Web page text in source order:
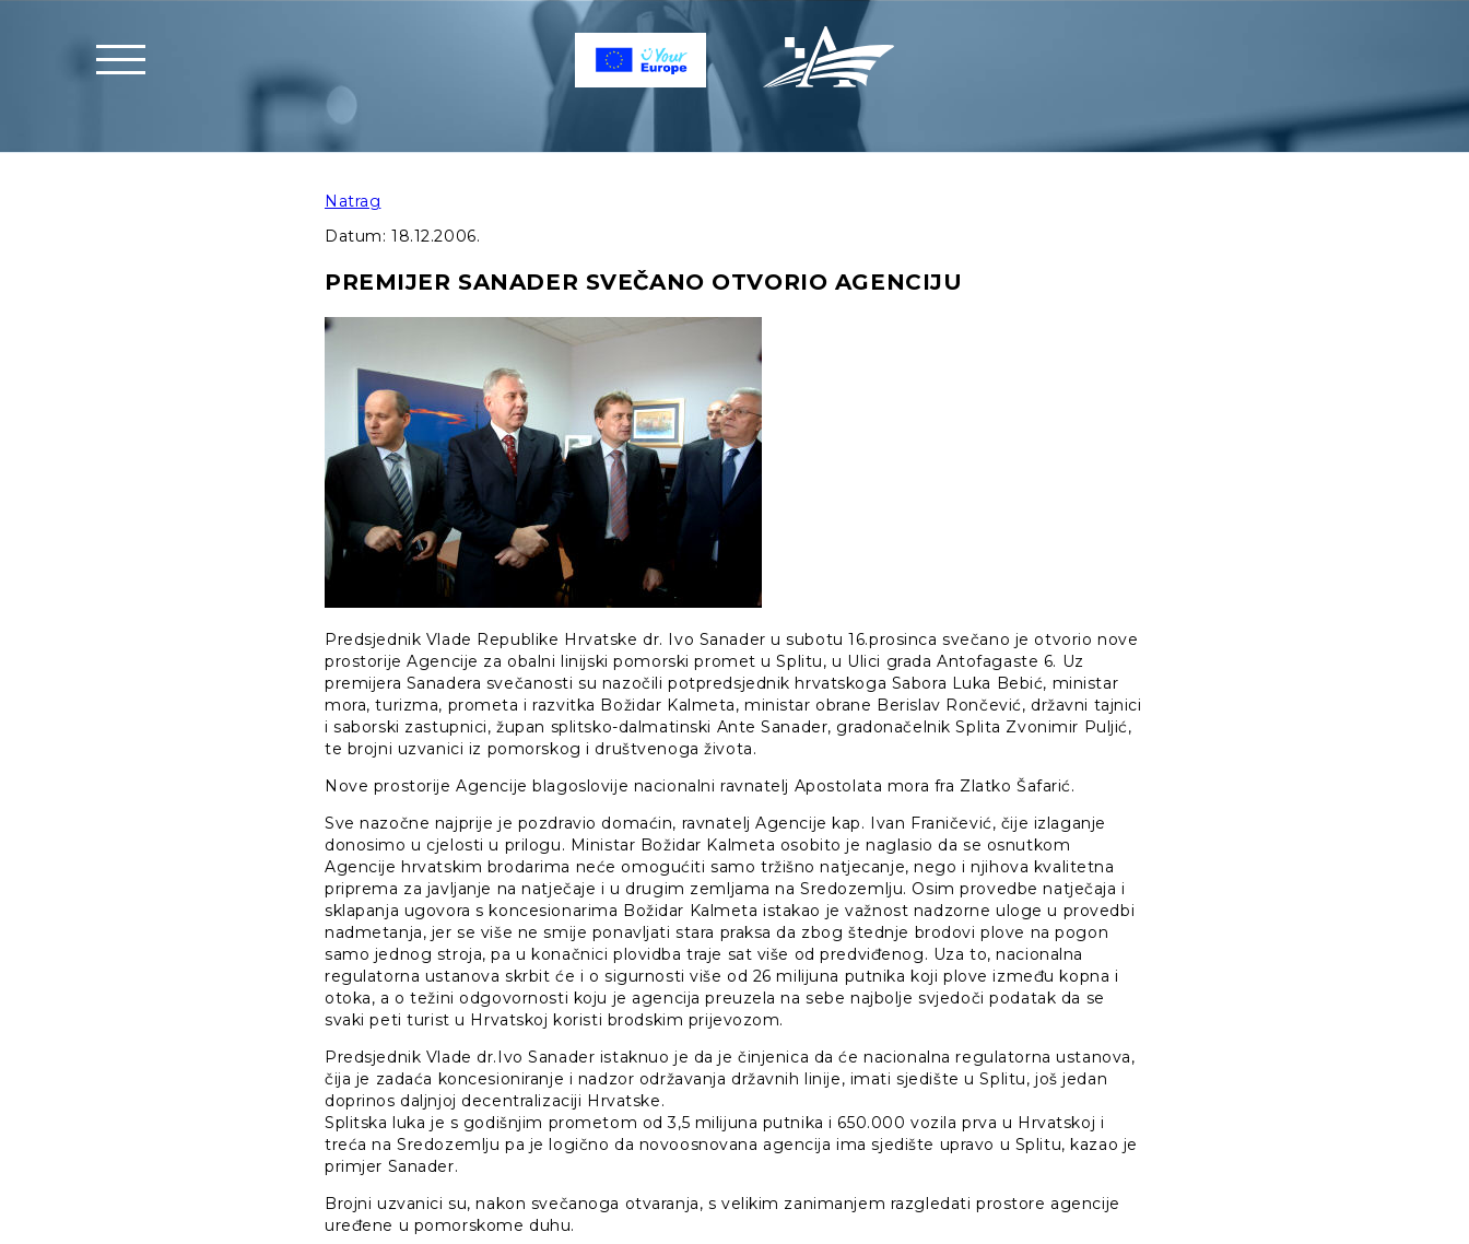
Natrag
Datum: 18.12.2006.
PREMIJER SANADER SVEČANO OTVORIO AGENCIJU
Predsjednik Vlade Republike Hrvatske dr. Ivo Sanader u subotu 16.prosinca svečano je otvorio nove
prostorije Agencije za obalni linijski pomorski promet u Splitu, u Ulici grada Antofagaste 6. Uz
premijera Sanadera svečanosti su nazočili potpredsjednik hrvatskoga Sabora Luka Bebić, ministar
mora, turizma, prometa i razvitka Božidar Kalmeta, ministar obrane Berislav Rončević, državni tajnici
i saborski zastupnici, župan splitsko-dalmatinski Ante Sanader, gradonačelnik Splita Zvonimir Puljić,
te brojni uzvanici iz pomorskog i društvenoga života.
Nove prostorije Agencije blagoslovije nacionalni ravnatelj Apostolata mora fra Zlatko Šafarić.
Sve nazočne najprije je pozdravio domaćin, ravnatelj Agencije kap. Ivan Franičević, čije izlaganje
donosimo u cjelosti u prilogu. Ministar Božidar Kalmeta osobito je naglasio da se osnutkom
Agencije hrvatskim brodarima neće omogućiti samo tržišno natjecanje, nego i njihova kvalitetna
priprema za javljanje na natječaje i u drugim zemljama na Sredozemlju. Osim provedbe natječaja i
sklapanja ugovora s koncesionarima Božidar Kalmeta istakao je važnost nadzorne uloge u provedbi
nadmetanja, jer se više ne smije ponavljati stara praksa da zbog štednje brodovi plove na pogon
samo jednog stroja, pa u konačnici plovidba traje sat više od predviđenog. Uza to, nacionalna
regulatorna ustanova skrbit će i o sigurnosti više od 26 milijuna putnika koji plove između kopna i
otoka, a o težini odgovornosti koju je agencija preuzela na sebe najbolje svjedoči podatak da se
svaki peti turist u Hrvatskoj koristi brodskim prijevozom.
Predsjednik Vlade dr.Ivo Sanader istaknuo je da je činjenica da će nacionalna regulatorna ustanova,
čija je zadaća koncesioniranje i nadzor održavanja državnih linije, imati sjedište u Splitu, još jedan
doprinos daljnjoj decentralizaciji Hrvatske.
Splitska luka je s godišnjim prometom od 3,5 milijuna putnika i 650.000 vozila prva u Hrvatskoj i
treća na Sredozemlju pa je logično da novoosnovana agencija ima sjedište upravo u Splitu, kazao je
primjer Sanader.
Brojni uzvanici su, nakon svečanoga otvaranja, s velikim zanimanjem razgledati prostore agencije
uređene u pomorskome duhu.